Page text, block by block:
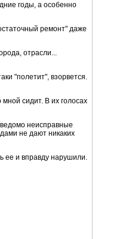
годы, а особенно
ремонт" даже
отрасли...
"полетит", взорвется.
сидит. В их голосах
неисправные
не дают никаких
ее и вправду нарушили.